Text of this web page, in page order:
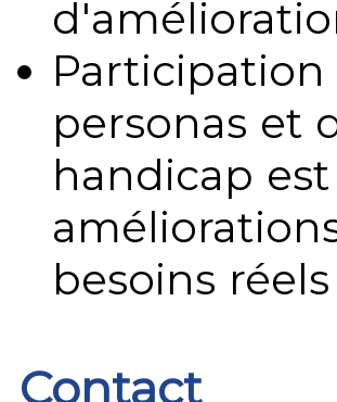
personas et
handicap
besoins
Contact